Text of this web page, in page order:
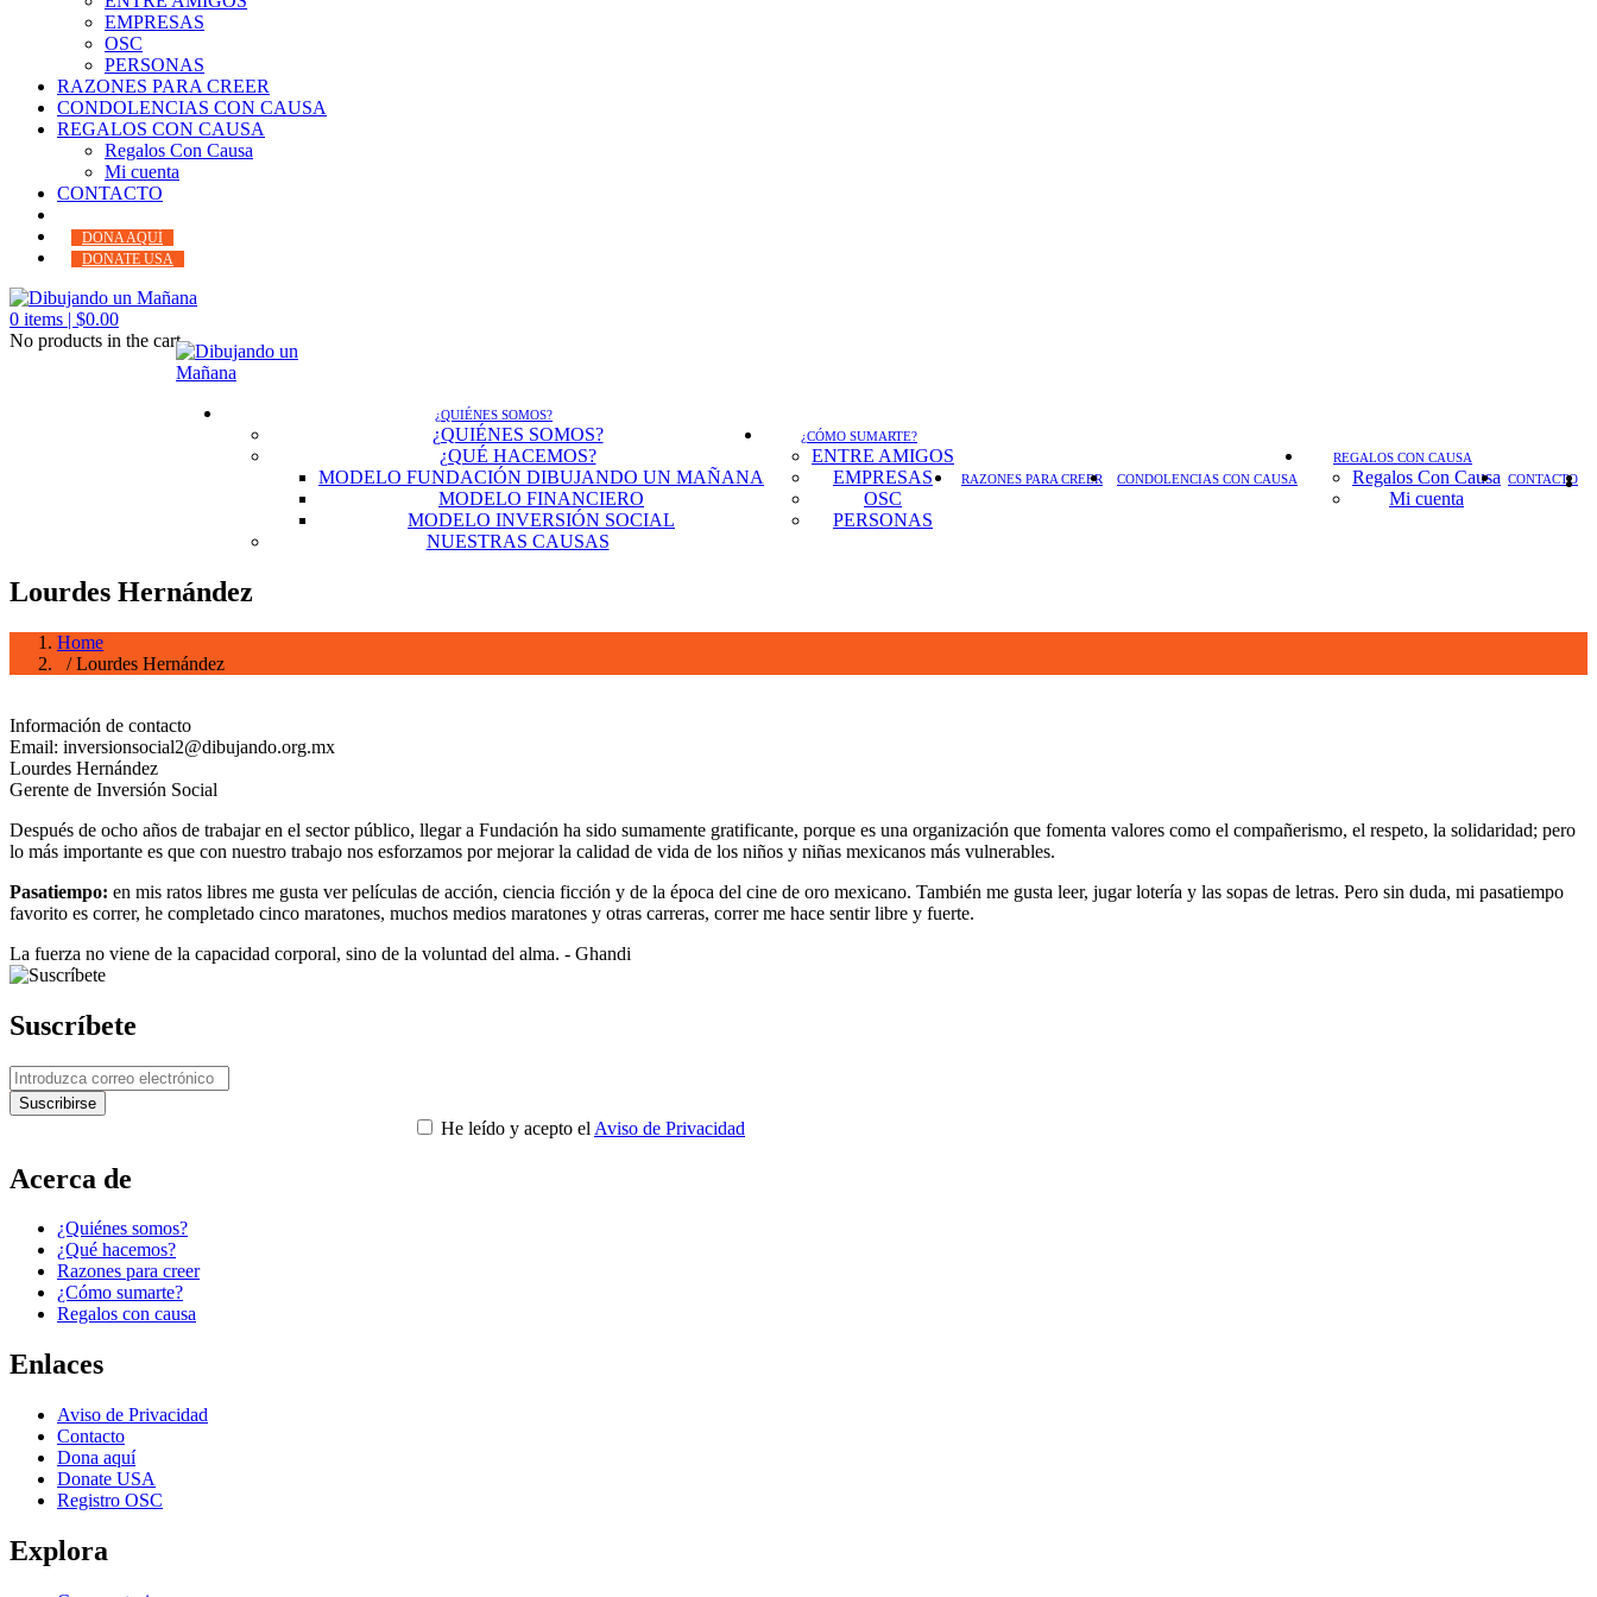
EMPRESAS
OSC
PERSONAS
RAZONES PARA CREER
CONDOLENCIAS CON CAUSA
REGALOS CON CAUSA
Regalos Con Causa
Mi cuenta
CONTACTO
DONA AQUÍ
DONATE USA
0 items | $0.00
No products in the cart.
¿QUIÉNES SOMOS?
¿QUIÉNES SOMOS?
¿QUÉ HACEMOS?
MODELO FUNDACIÓN DIBUJANDO UN MAÑANA
MODELO FINANCIERO
MODELO INVERSIÓN SOCIAL
NUESTRAS CAUSAS
¿CÓMO SUMARTE?
ENTRE AMIGOS
EMPRESAS
OSC
PERSONAS
RAZONES PARA CREER CONDOLENCIAS CON CAUSA
REGALOS CON CAUSA
Regalos Con Causa
Mi cuenta
CONTACTO
Lourdes Hernández
Home
/ Lourdes Hernández
Información de contacto
Email: inversionsocial2@dibujando.org.mx
Lourdes Hernández
Gerente de Inversión Social
Después de ocho años de trabajar en el sector público, llegar a Fundación ha sido sumamente gratificante, porque es una organización que fomenta valores como el compañerismo, el respeto, la solidaridad; pero
lo más importante es que con nuestro trabajo nos esforzamos por mejorar la calidad de vida de los niños y niñas mexicanos más vulnerables.
Pasatiempo: en mis ratos libres me gusta ver películas de acción, ciencia ficción y de la época del cine de oro mexicano. También me gusta leer, jugar lotería y las sopas de letras. Pero sin duda, mi pasatiempo
favorito es correr, he completado cinco maratones, muchos medios maratones y otras carreras, correr me hace sentir libre y fuerte.
La fuerza no viene de la capacidad corporal, sino de la voluntad del alma. - Ghandi
Suscríbete
He leído y acepto el Aviso de Privacidad
Acerca de
¿Quiénes somos?
¿Qué hacemos?
Razones para creer
¿Cómo sumarte?
Regalos con causa
Enlaces
Aviso de Privacidad
Contacto
Dona aquí
Donate USA
Registro OSC
Explora